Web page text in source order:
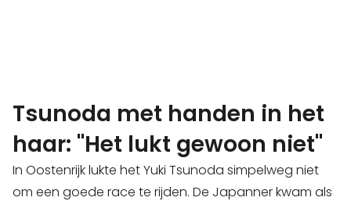
Tsunoda met handen in het
haar: "Het lukt gewoon niet"
In Oostenrijk lukte het Yuki Tsunoda simpelweg niet
om een goede race te rijden. De Japanner kwam als